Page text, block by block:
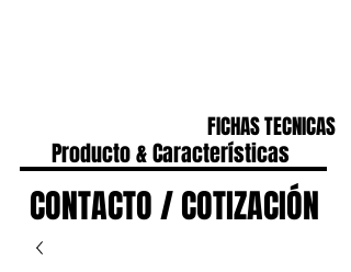
Producto & Características
FICHAS TECNICAS
CONTACTO / COTIZACIÓN